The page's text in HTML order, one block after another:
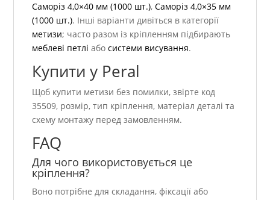
Саморіз 4,0×40 мм (1000 шт.),Саморіз 4,0×35 мм
(1000 шт.). Інші варіанти дивіться в категорії
метизи; часто разом із кріпленням підбирають
меблеві петлі абосистеми висування.
Купити у Peral
Щоб купити метизи без помилки, звірте код
35509, розмір, тип кріплення, матеріал деталі та
схему монтажу перед замовленням.
FAQ
Для чого використовується це
кріплення?
Воно потрібне для складання, фіксації або